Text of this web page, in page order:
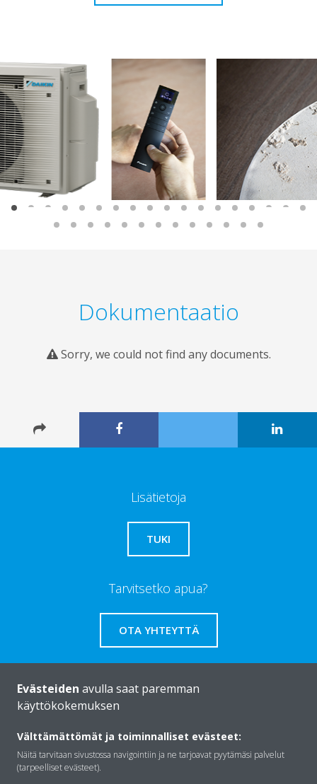
Dokumentaatio
Sorry, we could not find any documents.
Lisätietoja
TUKI
Tarvitsetko apua?
OTA YHTEYTTÄ
Daikinista
Ratkaisut
Evästeiden avulla saat paremman
käyttökokemuksen
Välttämättömät ja toiminnalliset evästeet:
Näitä tarvitaan sivustossa navigointiin ja ne tarjoavat pyytämäsi palvelut
(tarpeelliset evästeet).